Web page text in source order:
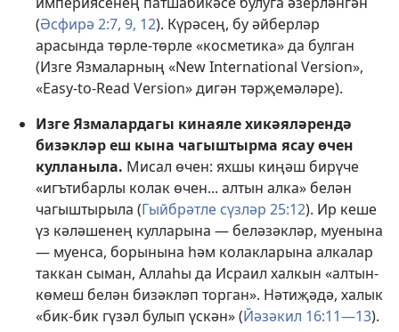
(Әсфирә 2:7, 9, 12). Күрәсең, бу әйберләр
арасында төрле-төрле «косметика» да булган
(Изге Язмаларның «New International Version»,
«Easy-to-Read Version» дигән тәрҗемәләре).
Изге Язмалардагы кинаяле хикәяләрендә
бизәкләр еш кына чагыштырма ясау өчен
кулланыла. Мисал өчен: яхшы киңәш бирүче
«игътибарлы колак өчен... алтын алка» белән
чагыштырыла (Гыйбрәтле сүзләр 25:12). Ир кеше
үз кәләшенең кулларына — беләзәкләр, муенына
— муенса, борынына һәм колакларына алкалар
таккан сыман, Аллаһы да Исраил халкын «алтын-
көмеш белән бизәкләп торган». Нәтиҗәдә, халык
«бик-бик гүзәл булып үскән» (Йәзәкил 16:11—13).